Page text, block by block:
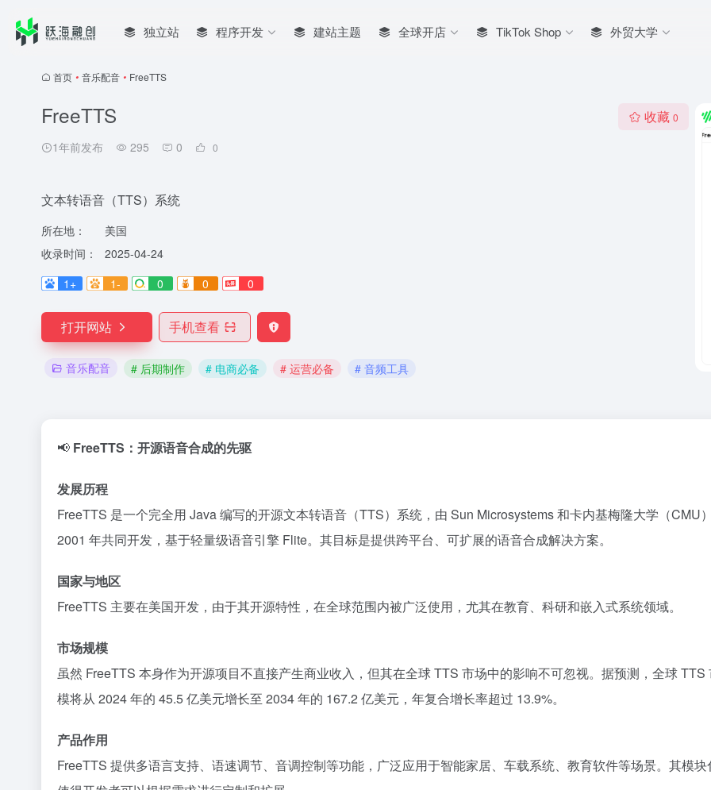
独立站 程序开发 建站主题 全球开店 TikTok Shop 外贸大学
首页 • 音乐配音 • FreeTTS
FreeTTS
1年前发布 295 0 0
收藏 0
文本转语音（TTS）系统
所在地：
美国
收录时间：
2025-04-24
1+
1- 0 0 0
打开网站 手机查看
音乐配音 # 后期制作 # 电商必备 # 运营必备 # 音频工具
📢 FreeTTS：开源语音合成的先驱
发展历程
FreeTTS 是一个完全用 Java 编写的开源文本转语音（TTS）系统，​ 由 Sun Microsystems 和卡内基梅隆大学（CMU
2001 年共同开发，基于轻量级语音引擎 Flite。 其目标是提供跨平台、可扩展的语音合成解决方案。
国家与地区
FreeTTS 主要在美国开发， 由于其开源特性， 在全球范围内被广泛使用， 尤其在教育、科研和嵌入式系统领域。
市场规模
虽然 FreeTTS 本身作为开源项目不直接产生商业收入， 但其在全球 TTS 市场中的影响不可忽视。 据预测，全球 TTS
模将从 2024 年的 45.5 亿美元增长至 2034 年的 167.2 亿美元，年复合增长率超过 13.9%。
产品作用
FreeTTS 提供多语言支持、语速调节、音调控制等功能，​ 广泛应用于智能家居、车载系统、教育软件等场景。 其模块